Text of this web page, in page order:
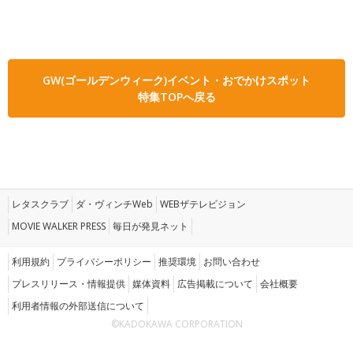
GW(ゴールデンウィーク)イベント・おでかけスポット
特集TOPへ戻る
レタスクラブ ダ・ヴィンチWeb WEBザテレビジョン
MOVIE WALKER PRESS 毎日が発見ネット
利用規約 プライバシーポリシー 推奨環境 お問い合わせ
プレスリリース・情報提供 媒体資料 広告掲載について 会社概要
利用者情報の外部送信について
©KADOKAWA CORPORATION